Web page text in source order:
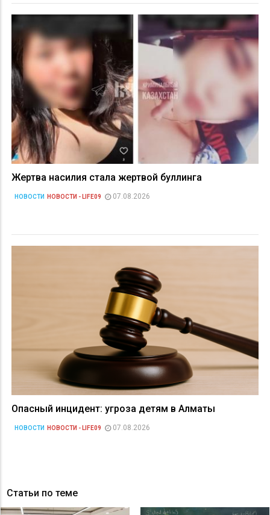
Жертва насилия стала жертвой буллинга
НОВОСТИ НОВОСТИ - LIFE09 07.08.2026
Опасный инцидент: угроза детям в Алматы
НОВОСТИ НОВОСТИ - LIFE09 07.08.2026
Статьи по теме